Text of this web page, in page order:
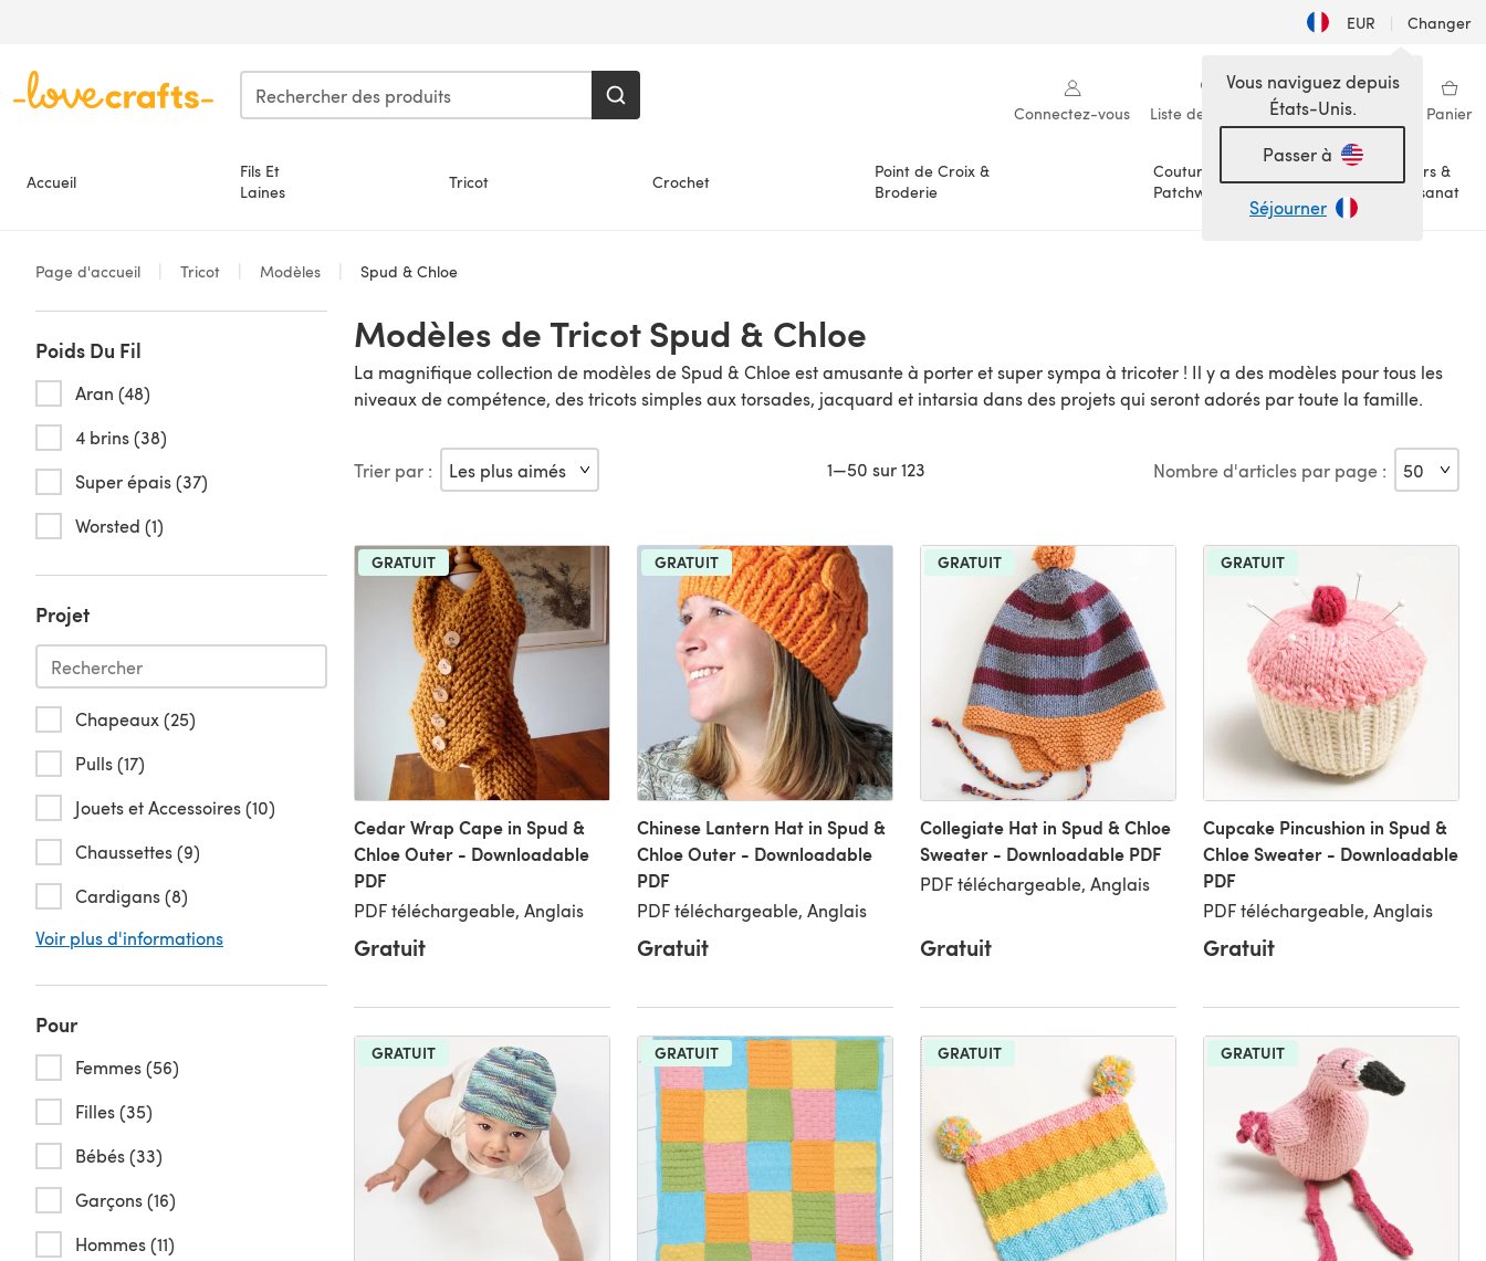
EUR | Changer
Connectez-vous Liste de souhaits Ma bibliothèque Panier
Accueil
Fils Et
Laines
Tricot Crochet
Point de Croix &
Broderie
Couture &
Patchwork
Loisirs &
Artisanat
Vous naviguez depuis
États-Unis.
Passer à
Séjourner
Page d'accueil Tricot Modèles Spud & Chloe
Poids Du Fil
Aran (48)
4 brins (38)
Super épais (37)
Worsted (1)
Projet
Chapeaux (25)
Pulls (17)
Jouets et Accessoires (10)
Chaussettes (9)
Cardigans (8)
Voir plus d'informations
Pour
Femmes (56)
Filles (35)
Bébés (33)
Garçons (16)
Hommes (11)
Modèles de Tricot Spud & Chloe
La magnifique collection de modèles de Spud & Chloe est amusante à porter et super sympa à tricoter ! Il y a des modèles pour tous les
niveaux de compétence, des tricots simples aux torsades, jacquard et intarsia dans des projets qui seront adorés par toute la famille.
Trier par : 1—50 sur 123 Nombre d'articles par page :
GRATUIT
Cedar Wrap Cape in Spud &
Chloe Outer - Downloadable
PDF
PDF téléchargeable, Anglais
Gratuit
GRATUIT
Chinese Lantern Hat in Spud &
Chloe Outer - Downloadable
PDF
PDF téléchargeable, Anglais
Gratuit
GRATUIT
Collegiate Hat in Spud & Chloe
Sweater - Downloadable PDF
PDF téléchargeable, Anglais
Gratuit
GRATUIT
Cupcake Pincushion in Spud &
Chloe Sweater - Downloadable
PDF
PDF téléchargeable, Anglais
Gratuit
GRATUIT GRATUIT GRATUIT GRATUIT